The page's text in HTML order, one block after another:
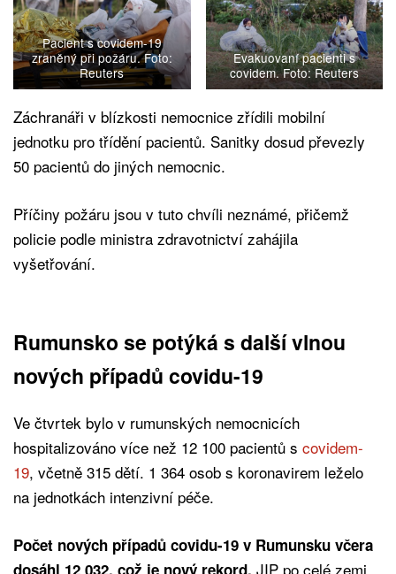
Pacient s covidem-19
zraněný při požáru. Foto:
Reuters
Evakuovaní pacienti s
covidem. Foto: Reuters
Záchranáři v blízkosti nemocnice zřídili mobilní
jednotku pro třídění pacientů. Sanitky dosud převezly
50 pacientů do jiných nemocnic.
Příčiny požáru jsou v tuto chvíli neznámé, přičemž
policie podle ministra zdravotnictví zahájila
vyšetřování.
Rumunsko se potýká s další vlnou
nových případů covidu-19
Ve čtvrtek bylo v rumunských nemocnicích
hospitalizováno více než 12 100 pacientů s covidem-
19, včetně 315 dětí. 1 364 osob s koronavirem leželo
na jednotkách intenzivní péče.
Počet nových případů covidu-19 v Rumunsku včera
dosáhl 12 032, což je nový rekord. JIP po celé zemi